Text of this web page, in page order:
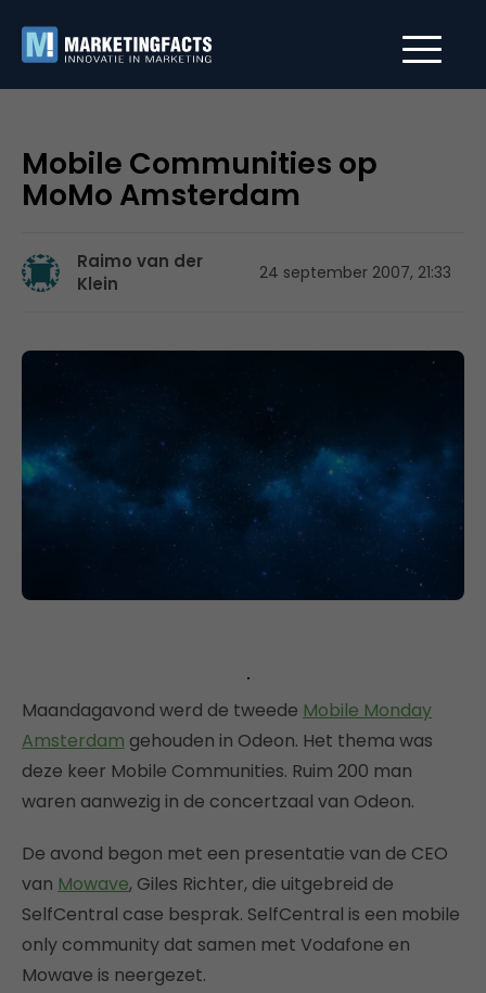
Mobile Communities op
MoMo Amsterdam
Raimo van der
Klein
24 september 2007, 21:33
Maandagavond werd de tweede Mobile Monday
Amsterdam gehouden in Odeon. Het thema was
deze keer Mobile Communities. Ruim 200 man
waren aanwezig in de concertzaal van Odeon.
De avond begon met een presentatie van de CEO
van Mowave, Giles Richter, die uitgebreid de
SelfCentral case besprak. SelfCentral is een mobile
only community dat samen met Vodafone en
Mowave is neergezet.